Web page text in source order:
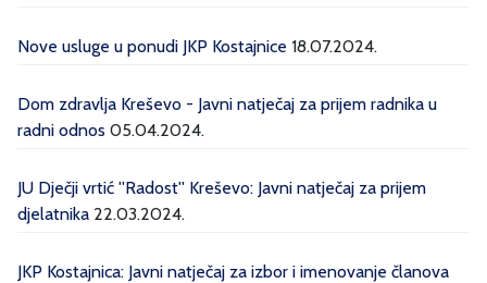
Nove usluge u ponudi JKP Kostajnice 18.07.2024.
Dom zdravlja Kreševo - Javni natječaj za prijem radnika u
radni odnos 05.04.2024.
JU Dječji vrtić ''Radost'' Kreševo: Javni natječaj za prijem
djelatnika 22.03.2024.
JKP Kostajnica: Javni natječaj za izbor i imenovanje članova